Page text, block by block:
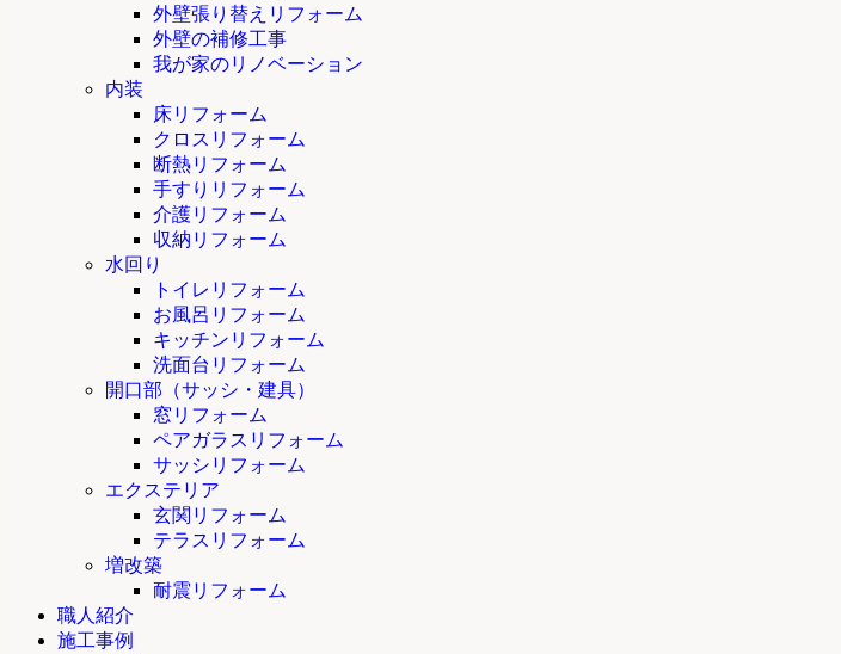
外壁張り替えリフォーム
外壁の補修工事
我が家のリノベーション
内装
床リフォーム
クロスリフォーム
断熱リフォーム
手すりリフォーム
介護リフォーム
収納リフォーム
水回り
トイレリフォーム
お風呂リフォーム
キッチンリフォーム
洗面台リフォーム
開口部（サッシ・建具）
窓リフォーム
ペアガラスリフォーム
サッシリフォーム
エクステリア
玄関リフォーム
テラスリフォーム
増改築
耐震リフォーム
職人紹介
施工事例